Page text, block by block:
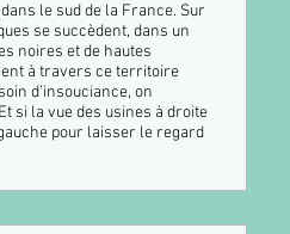
le sud de la France. Sur
se succèdent, dans un
noires et de hautes
à travers ce territoire
d’insouciance, on
si la vue des usines à droite
pour laisser le regard